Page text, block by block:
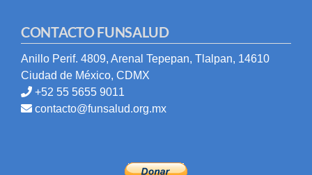
CONTACTO FUNSALUD
Anillo Perif. 4809, Arenal Tepepan, Tlalpan, 14610
Ciudad de México, CDMX
+52 55 5655 9011
contacto@funsalud.org.mx